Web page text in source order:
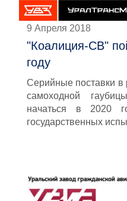
9 Апреля 2018
"Коалиция-СВ"
году
Серийные поставки
самоходной
начаться в 2020
государственных